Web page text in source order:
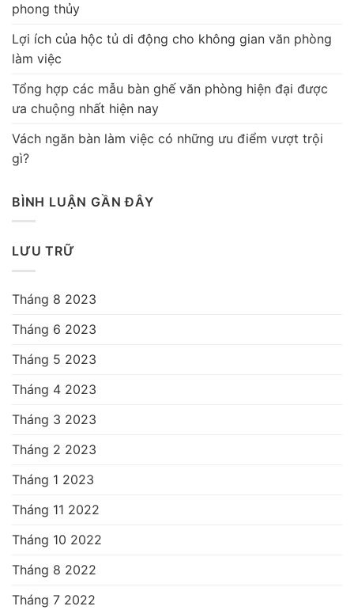
phong thủy
Lợi ích của hộc tủ di động cho không gian văn phòng
làm việc
Tổng hợp các mẫu bàn ghế văn phòng hiện đại được
ưa chuộng nhất hiện nay
Vách ngăn bàn làm việc có những ưu điểm vượt trội
gì?
BÌNH LUẬN GẦN ĐÂY
LƯU TRỮ
Tháng 8 2023
Tháng 6 2023
Tháng 5 2023
Tháng 4 2023
Tháng 3 2023
Tháng 2 2023
Tháng 1 2023
Tháng 11 2022
Tháng 10 2022
Tháng 8 2022
Tháng 7 2022